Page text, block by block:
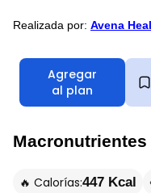
Realizada por: Avena
Agregar
al plan
Macronutrientes
🔥 Calorías:447 Kcal